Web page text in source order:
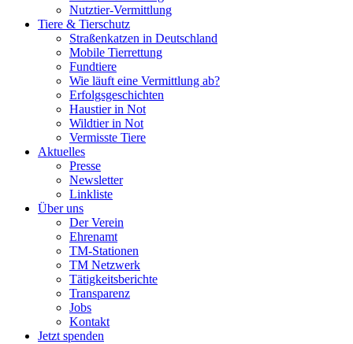
Nutztier-Vermittlung
Tiere & Tierschutz
Straßenkatzen in Deutschland
Mobile Tierrettung
Fundtiere
Wie läuft eine Vermittlung ab?
Erfolgsgeschichten
Haustier in Not
Wildtier in Not
Vermisste Tiere
Aktuelles
Presse
Newsletter
Linkliste
Über uns
Der Verein
Ehrenamt
TM-Stationen
TM Netzwerk
Tätigkeitsberichte
Transparenz
Jobs
Kontakt
Jetzt spenden